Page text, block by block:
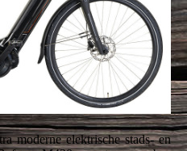
moderne elektrische stads- en